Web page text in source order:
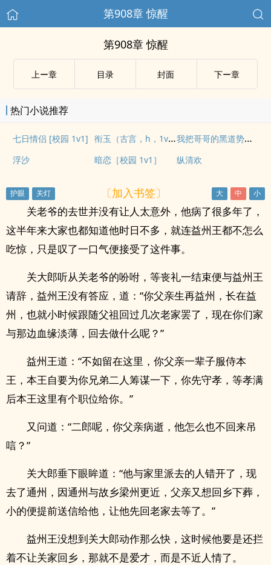
第908章 惊醒
第908章 惊醒
上ー章 目录 封面 下ー章
热门小说推荐
七日情侣 [校园 1v1] 衔玉（古言，h，1v1） 我把哥哥的黑道势力睡了（np 含骨科）
浮沙 暗恋［校园 1v1］ 纵清欢
〔加入书签〕
关老爷的去世并没有让人太意外，他病了很多年了，
这半年来大家也都知道他时日不多，就连益州王都不怎么
吃惊，只是叹了一口气便接受了这件事。
关大郎听从关老爷的吩咐，等丧礼一结束便与益州王
请辞，益州王没有答应，道：“你父亲生再益州，长在益
州，也就小时候跟随父祖回过几次老家罢了，现在你们家
与那边血缘淡薄，回去做什么呢？”
益州王道：“不如留在这里，你父亲一辈子服侍本
王，本王自要为你兄弟二人筹谋一下，你先守孝，等孝满
后本王这里有个职位给你。”
又问道：“二郎呢，你父亲病逝，他怎么也不回来吊
唁？”
关大郎垂下眼眸道：“他与家里派去的人错开了，现
去了通州，因通州与故乡梁州更近，父亲又想回乡下葬，
小的便提前送信给他，让他先回老家去等了。”
益州王没想到关大郎动作那么快，这时候他要是还拦
着不让关家回乡，那就不是爱才，而是不近人情了。